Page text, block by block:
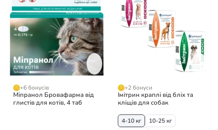
+6 бонусів
Міпранол Бровафарма від
глистів для котів, 4 таб
+2 бонуси
Імітрин краплі від бліх та
кліщів для собак
4-10 кг
10-25 кг